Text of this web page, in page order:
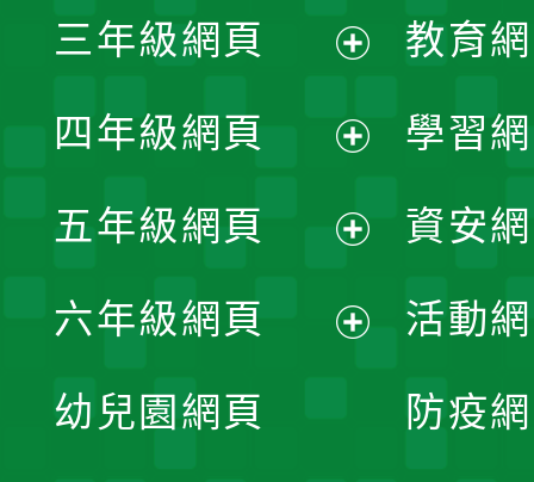
選
單
開
選
單
三年級網頁
開
選
單
四年級網頁
開
選
五年級網頁
開
六年級網頁
幼兒園網頁
教育
學習
資安
活動
防疫